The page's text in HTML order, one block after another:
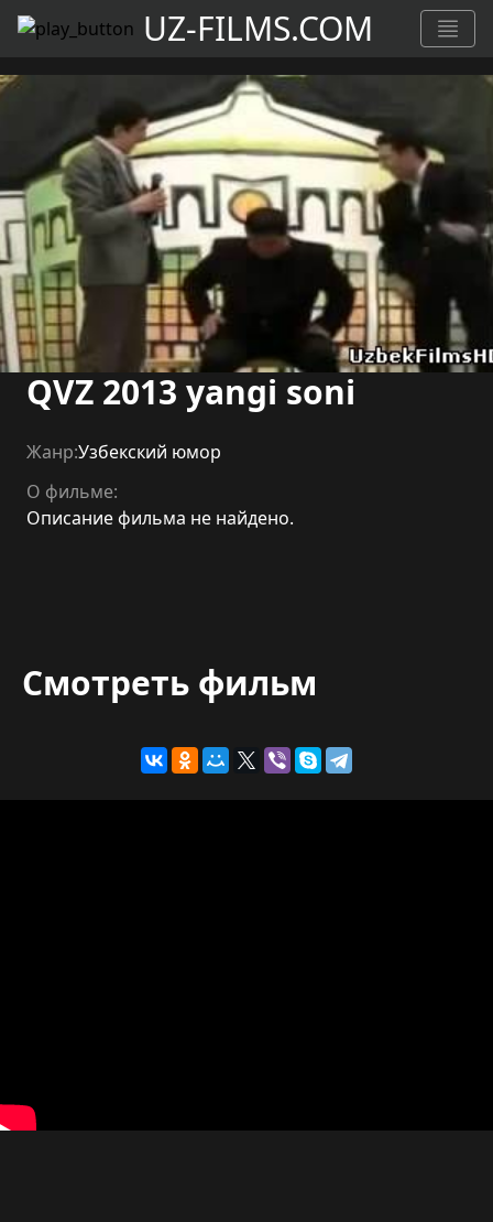
UZ-FILMS.COM
QVZ 2013 yangi soni
Жанр:Узбекский юмор
О фильме:
Описание фильма не найдено.
Смотреть фильм